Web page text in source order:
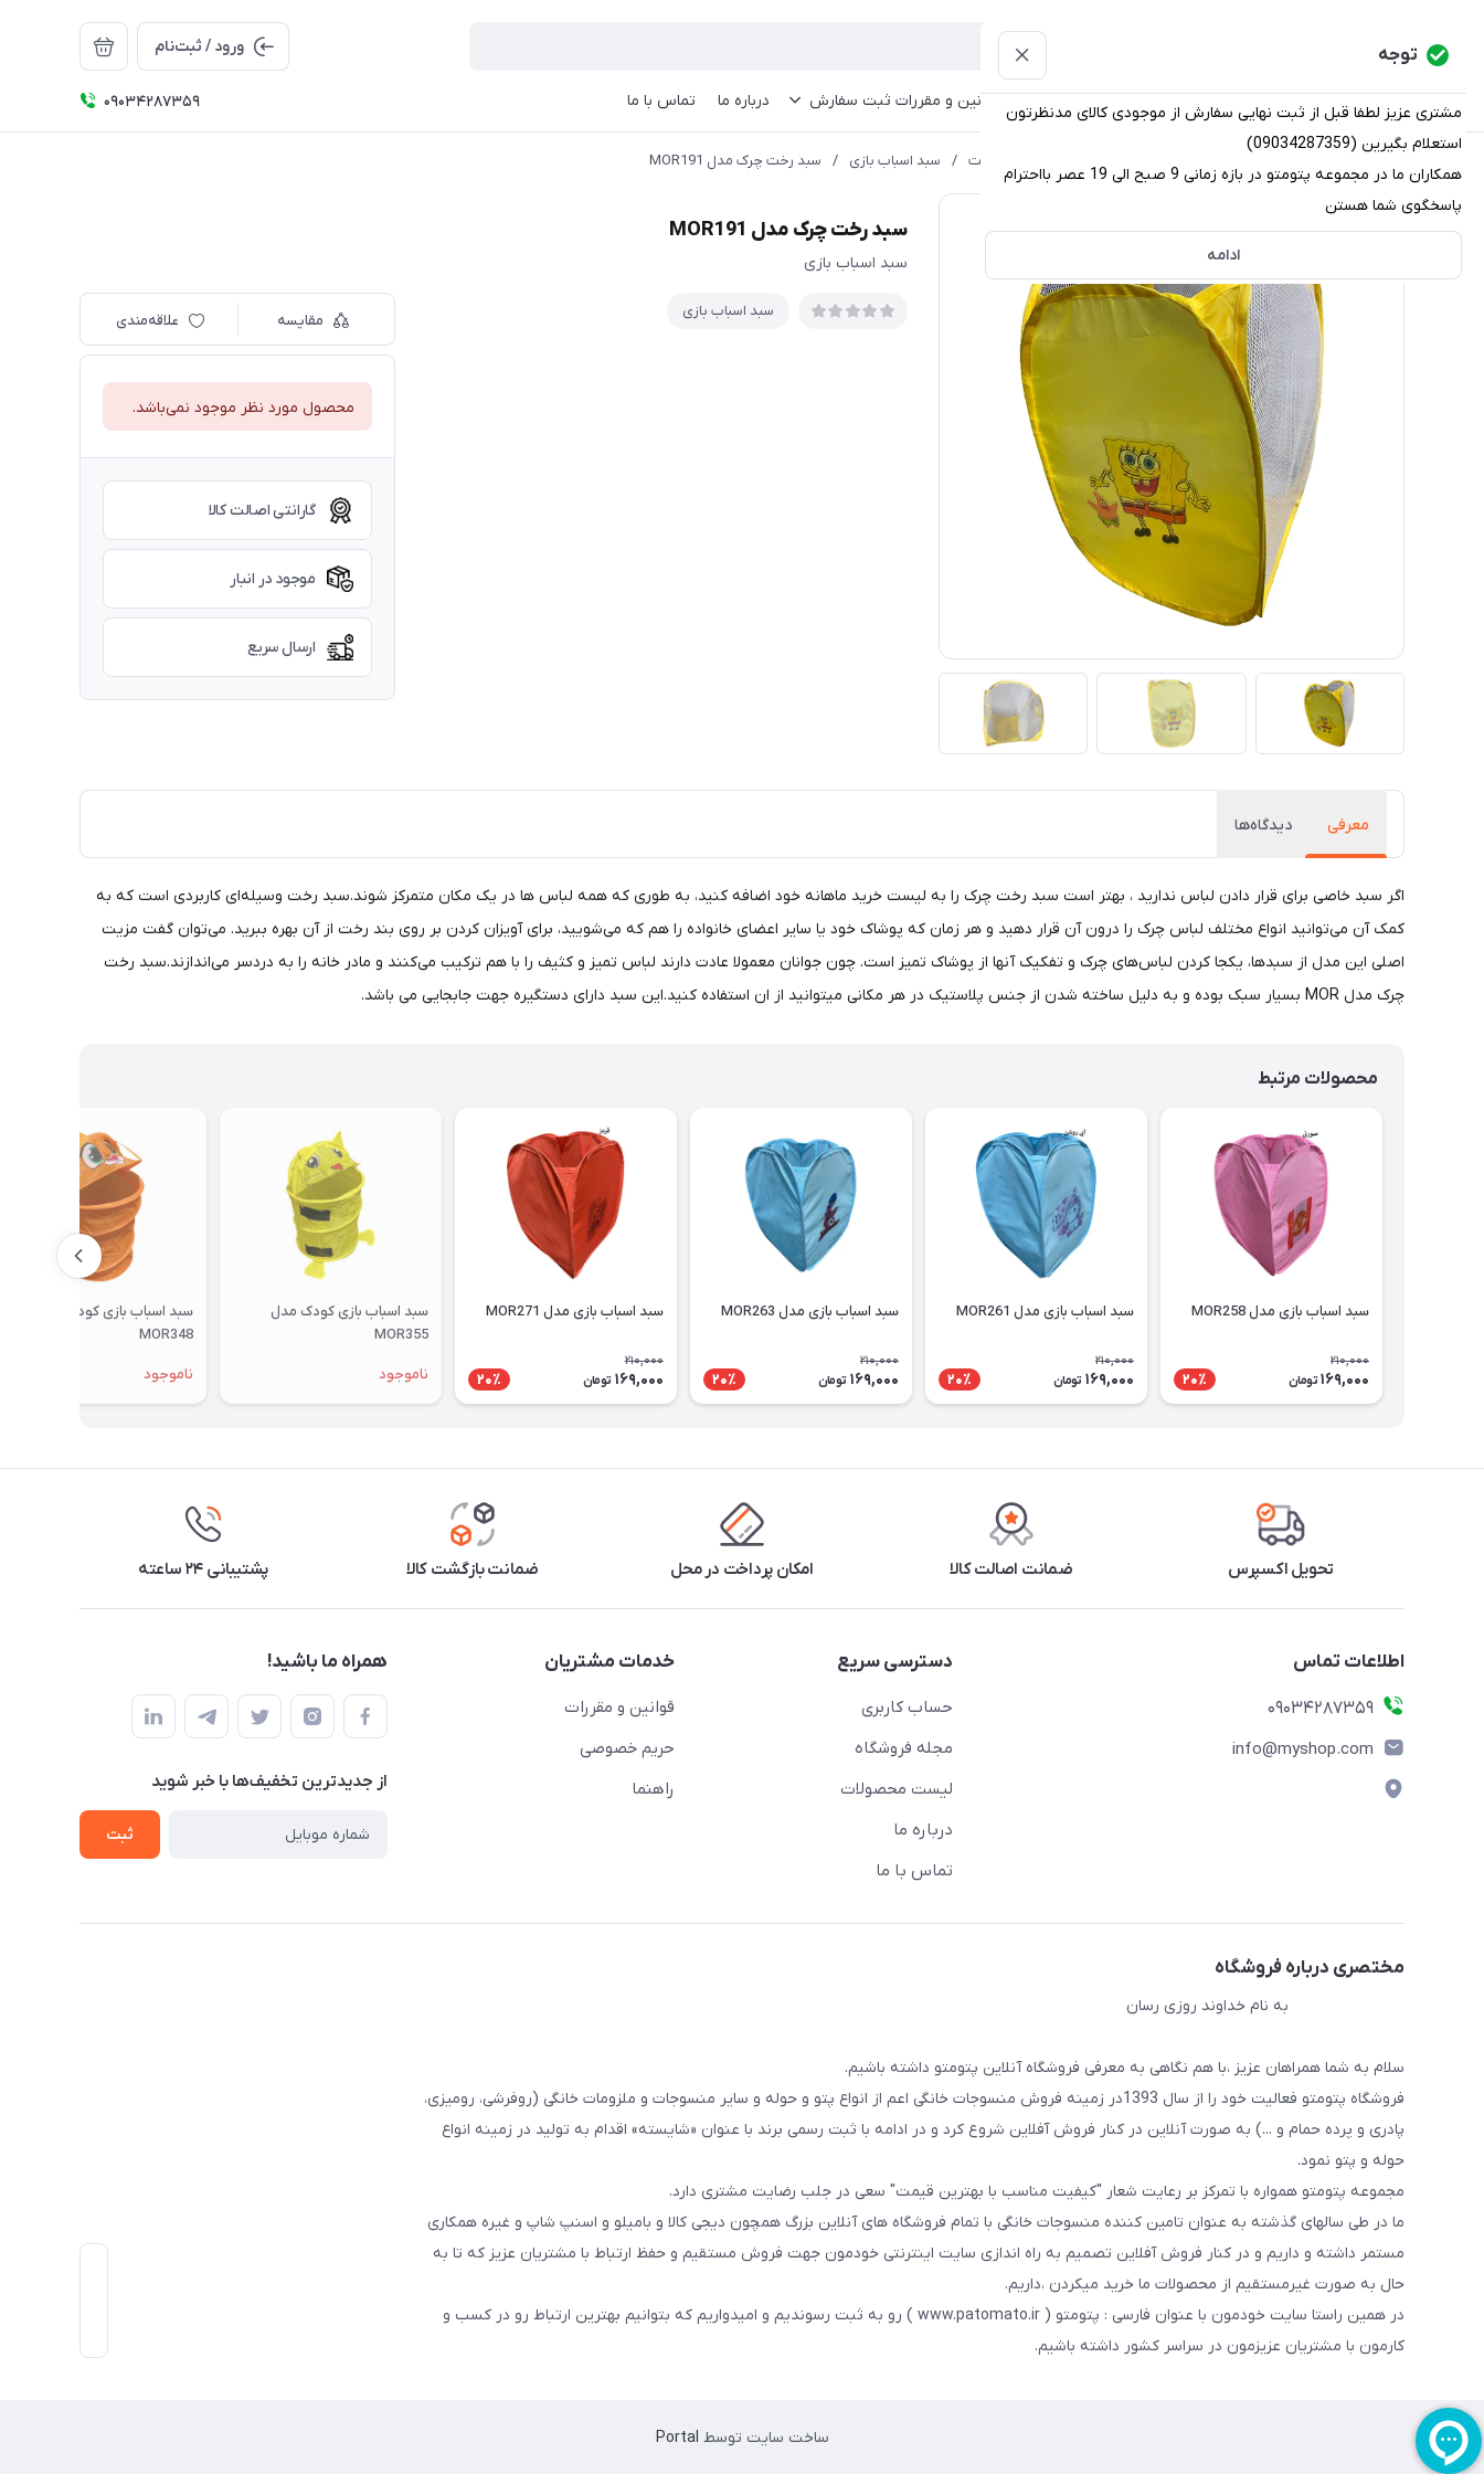
توجه
مشتری عزیز لطفا قبل از ثبت نهایی سفارش از موجودی کالای مدنظرتون
استعلام بگیرین (09034287359)
همکاران ما در مجموعه پتومتو در بازه زمانی 9 صبح الی 19 عصر بااحترام
پاسخگوی شما هستن
ادامه
ورود / ثبت‌نام
دسته‌بندی کالاها خانه دسته بندی محصولات قوانین و مقررات ثبت سفارش درباره ما تماس با ما 09034287359
سبد رخت / سبد اسباب بازی / سبد رخت چرک مدل MOR191
سبد رخت چرک مدل MOR191
سبد اسباب بازی
سبد اسباب بازی
مقایسه علاقه‌مندی
محصول مورد نظر موجود نمی‌باشد.
گارانتی اصالت کالا
موجود در انبار
ارسال سریع
معرفی دیدگاه‌ها
اگر سبد خاصی برای قرار دادن لباس ندارید ، بهتر است سبد رخت چرک را به لیست خرید ماهانه خود اضافه کنید، به طوری که همه لباس ها در یک مکان متمرکز شوند.سبد رخت وسیله‌ای کاربردی است که به
کمک آن می‌توانید انواع مختلف لباس چرک را درون آن قرار دهید و هر زمان که پوشاک خود یا سایر اعضای خانواده را هم که می‌شویید، برای آویزان کردن بر روی بند رخت از آن بهره ببرید. می‌توان گفت مزیت
اصلی این مدل از سبدها، یکجا کردن لباس‌های چرک و تفکیک آنها از پوشاک تمیز است. چون جوانان معمولا عادت دارند لباس تمیز و کثیف را با هم ترکیب می‌کنند و مادر خانه را به دردسر می‌اندازند.سبد رخت
چرک مدل MOR بسیار سبک بوده و به دلیل ساخته شدن از جنس پلاستیک در هر مکانی میتوانید از ان استفاده کنید.این سبد دارای دستگیره جهت جابجایی می باشد.
محصولات مرتبط
سبد اسباب بازی مدل MOR258
210,000
169,000 تومان 20٪
سبد اسباب بازی مدل MOR261
210,000
169,000 تومان 20٪
سبد اسباب بازی مدل MOR263
210,000
169,000 تومان 20٪
سبد اسباب بازی مدل MOR271
210,000
169,000 تومان 20٪
سبد اسباب بازی کودک مدل
MOR355
ناموجود
سبد اسباب بازی کودک مدل
MOR348
ناموجود
تحویل اکسپرس ضمانت اصالت کالا امکان پرداخت در محل ضمانت بازگشت کالا پشتیبانی ۲۴ ساعته
اطلاعات تماس
09034287359
info@myshop.com
دسترسی سریع
حساب کاربری
مجله فروشگاه
لیست محصولات
درباره ما
تماس با ما
خدمات مشتریان
قوانین و مقررات
حریم خصوصی
راهنما
همراه ما باشید!
از جدید‌ترین تخفیف‌ها با‌ خبر شوید
ثبت
مختصری درباره فروشگاه
به نام خداوند روزی رسان
سلام به شما همراهان عزیز ،با هم نگاهی به معرفی فروشگاه آنلاین پتومتو داشته باشیم.
فروشگاه پتومتو فعالیت خود را از سال 1393در زمینه فروش منسوجات خانگی اعم از انواع پتو و حوله و سایر منسوجات و ملزومات خانگی (روفرشی، رومیزی،
پادری و پرده حمام و ...) به صورت آنلاین در کنار فروش آفلاین شروع کرد و در ادامه با ثبت رسمی برند با عنوان «شایسته» اقدام به تولید در زمینه انواع
حوله و پتو نمود.
مجموعه پتومتو همواره با تمرکز بر رعایت شعار "کیفیت مناسب با بهترین قیمت" سعی در جلب رضایت مشتری دارد.
ما در طی سالهای گذشته به عنوان تامین کننده منسوجات خانگی با تمام فروشگاه های آنلاین بزرگ همچون دیجی کالا و بامیلو و اسنپ شاپ و غیره همکاری
مستمر داشته و داریم و در کنار فروش آفلاین تصمیم به راه اندازی سایت اینترنتی خودمون جهت فروش مستقیم و حفظ ارتباط با مشتریان عزیز که تا به
حال به صورت غیرمستقیم از محصولات ما خرید میکردن ،داریم.
در همین راستا سایت خودمون با عنوان فارسی : پتومتو ( www.patomato.ir ) رو به ثبت رسوندیم و امیدواریم که بتوانیم بهترین ارتباط رو در کسب و
کارمون با مشتریان عزیزمون در سراسر کشور داشته باشیم.
ساخت سایت توسط Portal